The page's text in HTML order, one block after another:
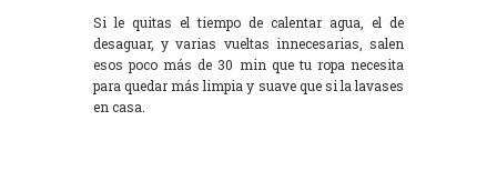
Si le quitas el tiempo de calentar agua, el de
desaguar, y varias vueltas innecesarias, salen
esos poco más de 30 min que tu ropa necesita
para quedar más limpia y suave que si la lavases
en casa.